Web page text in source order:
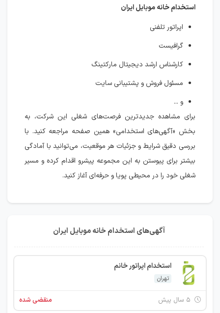
استخدام خانه موبایل ایران
اپراتور تلفنی
گرافیست
کارشناس ارشد دیجیتال مارکتینگ
مسئول فروش و پشتیبانی سایت
و ...
برای مشاهده جدیدترین فرصت‌های شغلی این شرکت، به
بخش «آگهی‌های استخدامی» همین صفحه مراجعه کنید. با
بررسی دقیق شرایط و جزئیات هر موقعیت، می‌توانید با آمادگی
بیشتر برای پیوستن به این مجموعه پیشرو اقدام کرده و مسیر
شغلی خود را در محیطی پویا و حرفه‌ای آغاز کنید.
آگهی‌های استخدام خانه موبایل ایران
استخدام اپراتور خانم
تهران
منقضی شده